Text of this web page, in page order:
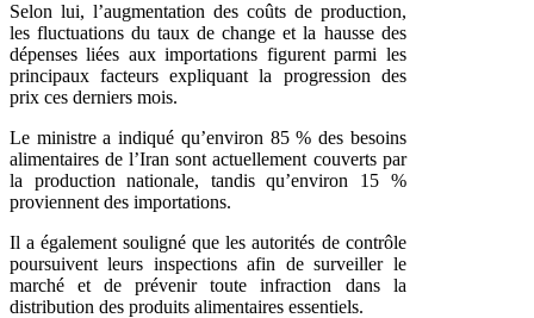
Selon lui, l’augmentation des coûts de production,
les fluctuations du taux de change et la hausse des
dépenses liées aux importations figurent parmi les
principaux facteurs expliquant la progression des
prix ces derniers mois.
Le ministre a indiqué qu’environ 85 % des besoins
alimentaires de l’Iran sont actuellement couverts par
la production nationale, tandis qu’environ 15 %
proviennent des importations.
Il a également souligné que les autorités de contrôle
poursuivent leurs inspections afin de surveiller le
marché et de prévenir toute infraction dans la
distribution des produits alimentaires essentiels.